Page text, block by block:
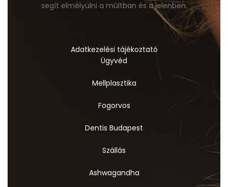
segít elmélyülni a múltban és a jelenben.
Adatkezelési tájékoztató
Ügyvéd
Mellplasztika
Fogorvos
Dentis Budapest
Szállás
Ashwagandha